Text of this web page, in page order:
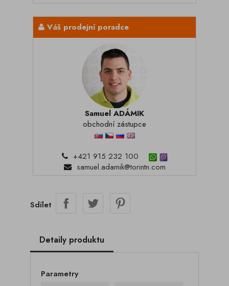
Váš prodejní poradce
Samuel ADÁMIK
obchodní zástupce
+421 915 232 100
samuel.adamik@torintn.com
Sdílet
Detaily produktu
Parametry